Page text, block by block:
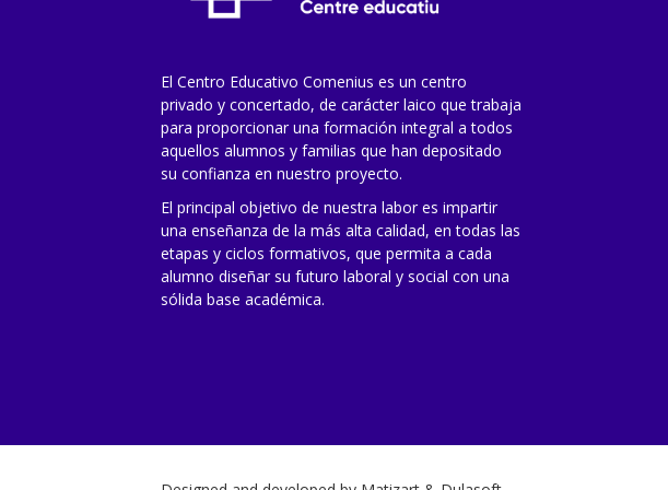
El Centro Educativo Comenius es un centro
privado y concertado, de carácter laico que trabaja
para proporcionar una formación integral a todos
aquellos alumnos y familias que han depositado
su confianza en nuestro proyecto.
El principal objetivo de nuestra labor es impartir
una enseñanza de la más alta calidad, en todas las
etapas y ciclos formativos, que permita a cada
alumno diseñar su futuro laboral y social con una
sólida base académica.